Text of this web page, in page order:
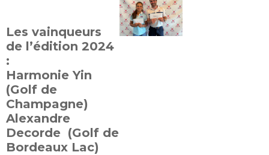
Les vainqueurs
de l’édition 2024
:
Harmonie Yin
(Golf de
Champagne)
Alexandre
Decorde (Golf de
Bordeaux Lac)